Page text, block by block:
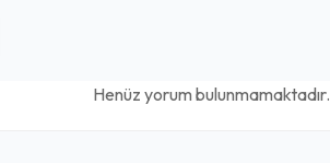
Henüz yorum bulunmamaktadır.